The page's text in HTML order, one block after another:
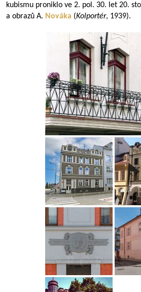
kubismu proniklo ve 2. pol. 30. let 20.
a obrazů A. Nováka (Kolportér, 1939).